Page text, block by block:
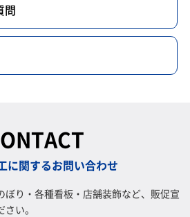
問
に関するお問い合わせ
ぼり・各種看板・店舗装飾など、販促宣
い。